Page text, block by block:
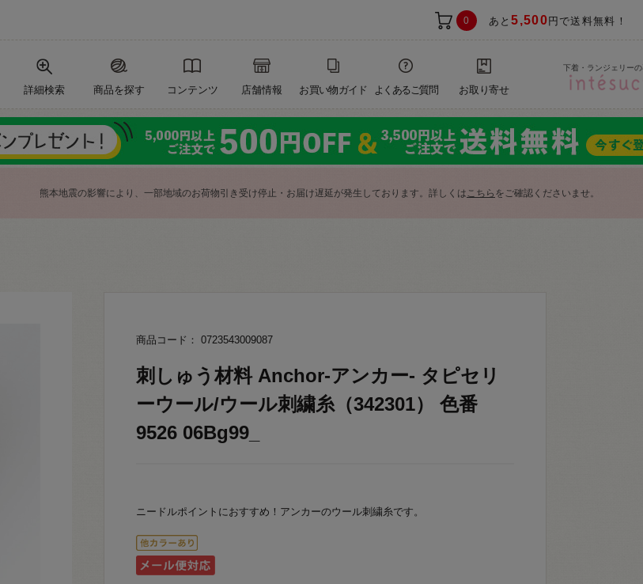
0 あと5,500 円で送料無料！
詳細検索 商品を探す コンテンツ 店舗情報 お買い物ガイド よくあるご質問 お取り寄せ
下着・ランジェリー
熊本地震の影響により、一部地域のお荷物引き受け停止・お届け遅延が発生しております。詳しくはこちら をご確認くださいませ。
商品コード： 0723543009087
刺しゅう材料 Anchor-アンカー- タピセリ
ーウール/ウール刺繍糸（342301） 色番
9526 06Bg99_
ニードルポイントにおすすめ！アンカーのウール刺繍糸です。